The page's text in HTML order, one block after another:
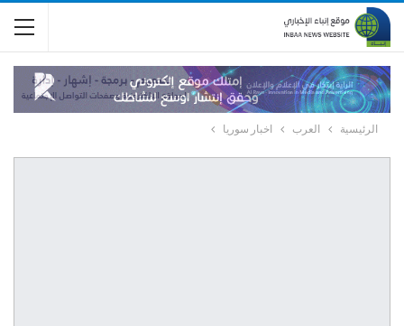
الرئيسية العرب اخبار سوريا